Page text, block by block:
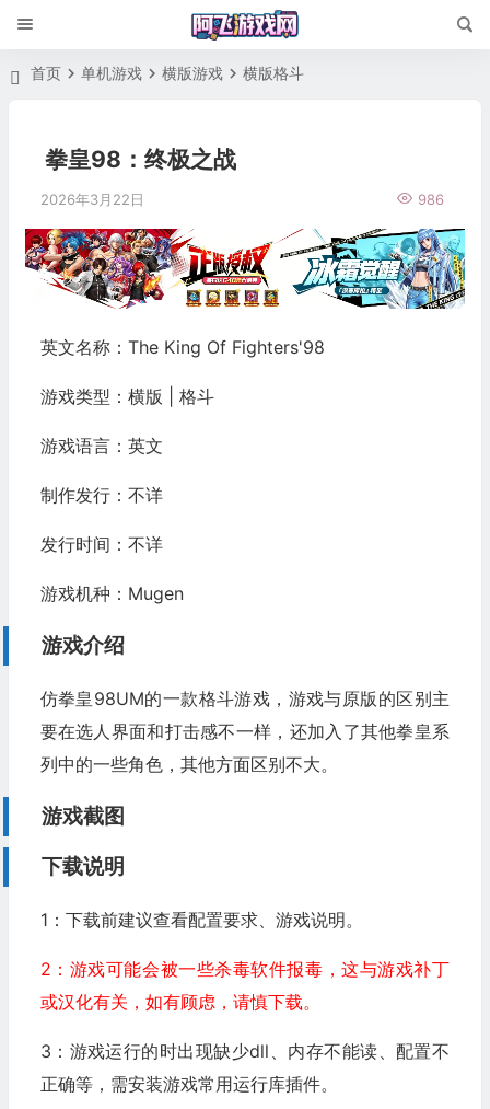
首页 单机游戏 横版游戏 横版格斗
拳皇98：终极之战
2026年3月22日 986
英文名称：The King Of Fighters'98
游戏类型：横版 | 格斗
游戏语言：英文
制作发行：不详
发行时间：不详
游戏机种：Mugen
游戏介绍
仿拳皇98UM的一款格斗游戏，游戏与原版的区别主
要在选人界面和打击感不一样，还加入了其他拳皇系
列中的一些角色，其他方面区别不大。
游戏截图
下载说明
1：下载前建议查看配置要求、游戏说明。
2：游戏可能会被一些杀毒软件报毒，这与游戏补丁
或汉化有关，如有顾虑，请慎下载。
3：游戏运行的时出现缺少dll、内存不能读、配置不
正确等，需安装游戏常用运行库插件。